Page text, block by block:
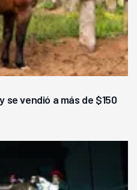
se vendió a más de $150